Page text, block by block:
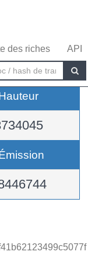
des riches API